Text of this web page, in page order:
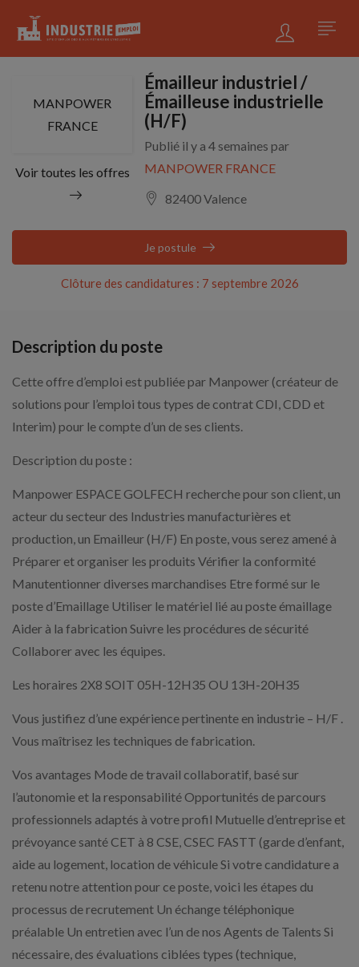
MANPOWER
FRANCE
Voir toutes les offres
Émailleur industriel /
Émailleuse industrielle
(H/F)
Publié il y a 4 semaines par
MANPOWER FRANCE
82400 Valence
Clôture des candidatures : 7 septembre 2026
Je postule
Description du poste
Cette offre d’emploi est publiée par Manpower (créateur de
solutions pour l’emploi tous types de contrat CDI, CDD et
Interim) pour le compte d’un de ses clients.
Description du poste :
Manpower ESPACE GOLFECH recherche pour son client, un
acteur du secteur des Industries manufacturières et
production, un Emailleur (H/F) En poste, vous serez amené à
Préparer et organiser les produits Vérifier la conformité
Manutentionner diverses marchandises Etre formé sur le
poste d’Emaillage Utiliser le matériel lié au poste émaillage
Aider à la fabrication Suivre les procédures de sécurité
Collaborer avec les équipes.
Les horaires 2X8 SOIT 05H-12H35 OU 13H-20H35
Vous justifiez d’une expérience pertinente en industrie – H/F .
Vous maîtrisez les techniques de fabrication.
Vos avantages Mode de travail collaboratif, basé sur
l’autonomie et la responsabilité Opportunités de parcours
professionnels adaptés à votre profil Mutuelle d’entreprise et
prévoyance santé CET à 8 CSE, CSEC FASTT (garde d’enfant,
aide au logement, location de véhicule Si votre candidature a
retenu notre attention pour ce poste, voici les étapes du
processus de recrutement Un échange téléphonique
préalable Un entretien avec l’un de nos Agents de Talents Si
nécessaire, des évaluations ciblées types (technique,